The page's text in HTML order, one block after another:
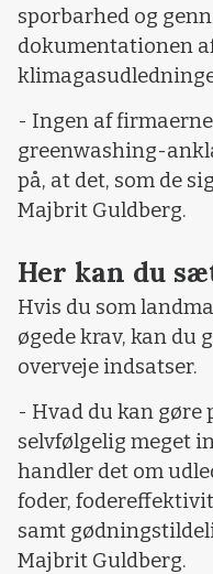
sporbarhed og
dokumentationen
- Ingen af
greenwashing-
på, at det, som de
Majbrit Guldberg.
Her kan du
Hvis du som
øgede krav, kan du
overveje indsatser.
- Hvad du kan gøre
selvfølgelig meget
handler det om
foder,
samt
Majbrit Guldberg.